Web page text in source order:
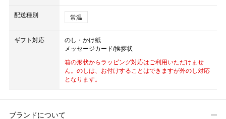
配送種別 常温
ギフト対応
のし・かけ紙
メッセージカード/挨拶状
箱の形状からラッピング対応はご利用いただけませ
ん。のしは、お付けすることはできますが外のし対応
となります。
ブランドについて